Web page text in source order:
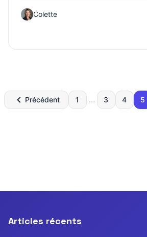
Colette
des
Précédent 1 … 3 4 5
Articles récents